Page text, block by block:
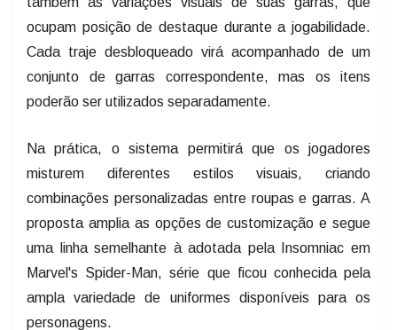
ocupam posição de destaque durante a jogabilidade.
Cada traje desbloqueado virá acompanhado de um
conjunto de garras correspondente, mas os itens
poderão ser utilizados separadamente.
Na prática, o sistema permitirá que os jogadores
misturem diferentes estilos visuais, criando
combinações personalizadas entre roupas e garras. A
proposta amplia as opções de customização e segue
uma linha semelhante à adotada pela Insomniac em
Marvel's Spider-Man, série que ficou conhecida pela
ampla variedade de uniformes disponíveis para os
personagens.